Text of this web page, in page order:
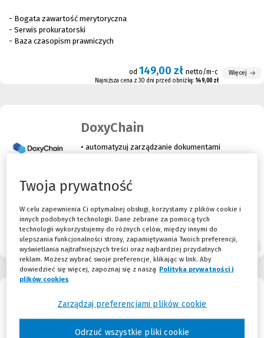
- Bogata zawartość merytoryczna
- Serwis prokuratorski
- Baza czasopism prawniczych
od 149,00 zł netto/m-c
Najniższa cena z 30 dni przed obniżką: 149,00 zł
Więcej
DoxyChain
• automatyzuj zarządzanie dokumentami
automatyzuj zarządzanie dokumentami
przyspiesz realizację umów
unikaj niepotrzebnych kosztów
od 99,00 zł netto/m-c
Najniższa cena z 30 dni przed obniżką:99,00 zł
LEX Kontrola Zarządcza
Oprogramowanie wspierające urzędy
w zarządzaniu strategicznym i wykonywaniu
Twoja prywatność
W celu zapewnienia Ci optymalnej obsługi, korzystamy z plików cookie i
innych podobnych technologii. Dane zebrane za pomocą tych
technologii wykorzystujemy do różnych celów, między innymi do
ulepszania funkcjonalności strony, zapamiętywania Twoich preferencji,
wyświetlania najtrafniejszych treści oraz najbardziej przydatnych
reklam. Możesz wybrać swoje preferencje, klikając w link. Aby
dowiedzieć się więcej, zapoznaj się z naszą Polityka prywatności i
plików cookies
Odrzuć wszystkie pliki cookie
Zarządzaj preferencjami plików cookie